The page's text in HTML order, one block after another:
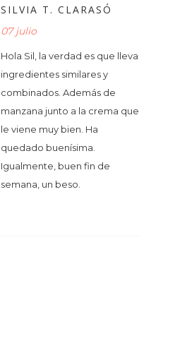
SILVIA T. CLARASÓ
07 julio
Hola Sil, la verdad es que lleva
ingredientes similares y
combinados. Además de
manzana junto a la crema que
le viene muy bien. Ha
quedado buenísima.
Igualmente, buen fin de
semana, un beso.